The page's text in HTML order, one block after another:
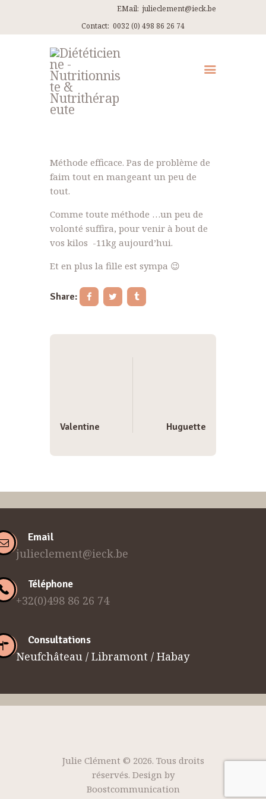
EMail: julieclement@ieck.be
Contact: 0032 (0) 498 86 26 74
QUI SUIS-JE ?
CONSULTATIONS
RECETTES
CONTACT ET ITINÉRAIRES
Méthode efficace. Pas de problème de
faim tout en mangeant un peu de
tout.
Comme toute méthode …un peu de
volonté suffira, pour venir à bout de
vos kilos -11kg aujourd’hui.
Et en plus la fille est sympa 😉
Share:
Navigation
Valentine Huguette
Email
julieclement@ieck.be
Téléphone
+32(0)498 86 26 74
Consultations
Neufchâteau / Libramont / Habay
Julie Clément © 2026. Tous droits
réservés. Design by
Boostcommunication